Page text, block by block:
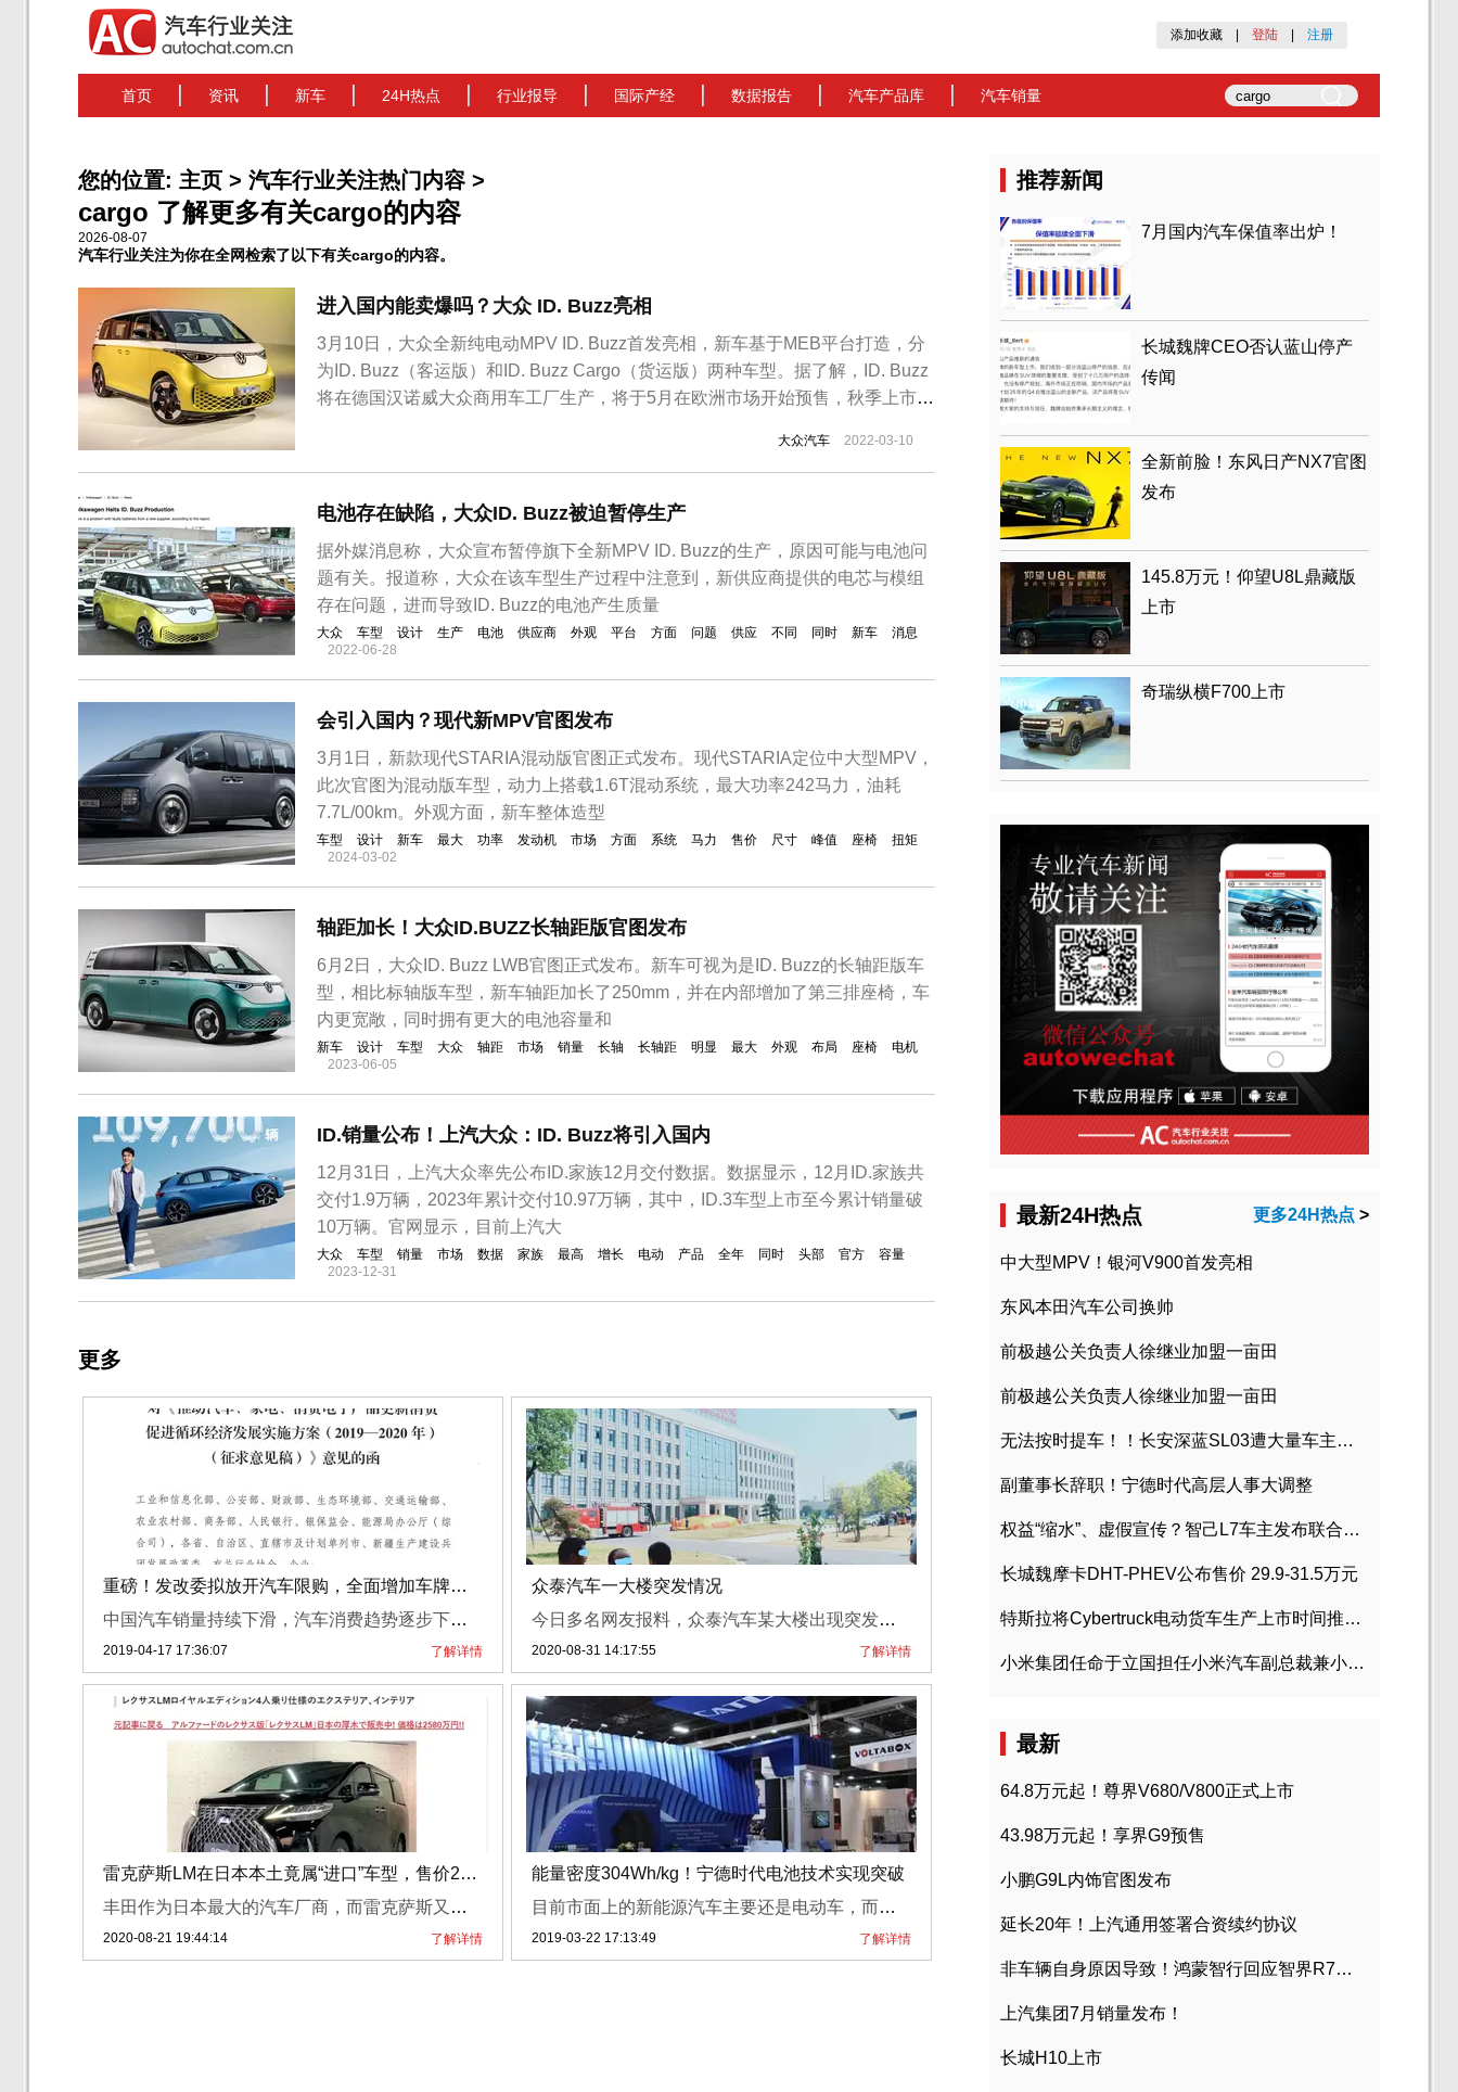
添加收藏 登陆 注册
首页 资讯 新车 24H热点 行业报导 国际产经 数据报告 汽车产品库 汽车销量
您的位置: 主页 > 汽车行业关注热门内容 >
cargo 了解更多有关cargo的内容
2026-08-07
汽车行业关注为你在全网检索了以下有关cargo的内容。
进入国内能卖爆吗？大众 ID. Buzz亮相
3月10日，大众全新纯电动MPV ID. Buzz首发亮相，新车基于MEB平台打造，分
为ID. Buzz（客运版）和ID. Buzz Cargo（货运版）两种车型。据了解，ID. Buzz
将在德国汉诺威大众商用车工厂生产，将于5月在欧洲市场开始预售，秋季上市。
大众汽车 2022-03-10
电池存在缺陷，大众ID. Buzz被迫暂停生产
据外媒消息称，大众宣布暂停旗下全新MPV ID. Buzz的生产，原因可能与电池问
题有关。报道称，大众在该车型生产过程中注意到，新供应商提供的电芯与模组
存在问题，进而导致ID. Buzz的电池产生质量
大众 车型 设计 生产 电池 供应商 外观 平台 方面 问题 供应 不同 同时 新车
消息
2022-06-28
会引入国内？现代新MPV官图发布
3月1日，新款现代STARIA混动版官图正式发布。现代STARIA定位中大型MPV，
此次官图为混动版车型，动力上搭载1.6T混动系统，最大功率242马力，油耗
7.7L/00km。外观方面，新车整体造型
车型 设计 新车 最大 功率 发动机 市场 方面 系统 马力 售价 尺寸 峰值 座椅
扭矩
2024-03-02
轴距加长！大众ID.BUZZ长轴距版官图发布
6月2日，大众ID. Buzz LWB官图正式发布。新车可视为是ID. Buzz的长轴距版车
型，相比标轴版车型，新车轴距加长了250mm，并在内部增加了第三排座椅，车
内更宽敞，同时拥有更大的电池容量和
新车 设计 车型 大众 轴距 市场 销量 长轴 长轴距 明显 最大 外观 布局 座椅
电机
2023-06-05
ID.销量公布！上汽大众：ID. Buzz将引入国内
12月31日，上汽大众率先公布ID.家族12月交付数据。数据显示，12月ID.家族共
交付1.9万辆，2023年累计交付10.97万辆，其中，ID.3车型上市至今累计销量破
10万辆。官网显示，目前上汽大
大众 车型 销量 市场 数据 家族 最高 增长 电动 产品 全年 同时 头部 官方
容量
2023-12-31
更多
重磅！发改委拟放开汽车限购，全面增加车牌指标
中国汽车销量持续下滑，汽车消费趋势逐步下降，在这样的大环境下，国家发改委有望引导进一步放开限购政策，全面鼓励汽车消费。从网曝文件，国家发改委下发《推动汽车、家电、消费电子产品更新消费促进循环经济发展实施方案（2019-2020年）（征求意见稿）》，计划进一步扩大汽车等消费市场，促进循环经济发展，深化供给侧结构性改革。文件中还详细讲述具体实施方案，在汽车领域共有9点支持条例。其中最为重要的是，限购城...
2019-04-17 17:36:07 了解详情
众泰汽车一大楼突发情况
今日多名网友报料，众泰汽车某大楼出现突发情况，一名男子爬上楼顶，消防员在现场开展工作。
2020-08-31 14:17:55 了解详情
雷克萨斯LM在日本本土竟属“进口”车型，售价2580万日元
丰田作为日本最大的汽车厂商，而雷克萨斯又是品牌旗下的高端品牌，意味着雷克萨斯就是一个日本本土品牌。但在日前，有消息显示雷克萨斯品牌下的最新旗舰车型LM在日本却成为“进口”车型。
2020-08-21 19:44:14 了解详情
能量密度304Wh/kg！宁德时代电池技术实现突破
目前市面上的新能源汽车主要还是电动车，而续航是电动车的一大硬伤，问题的根本还是电动车所使用的动力电池能量密度迟迟没有突破性的发展，现在宁德时代传来了好消息，该公司研发出了电池质量能量密度达304Wh/kg的样品。宁德时代最新消息，该公司研发团队攻克动力电池正极和负极材料等关键核心技术，开发出比能量(质量能量密度)达304Wh/kg的样品，在国际市场上处于领先地位。业内分析认为，目前宁德时代的技术突...
2019-03-22 17:13:49 了解详情
推荐新闻
7月国内汽车保值率出炉！
长城魏牌CEO否认蓝山停产
传闻
全新前脸！东风日产NX7官图
发布
145.8万元！仰望U8L鼎藏版
上市
奇瑞纵横F700上市
最新24H热点 更多24H热点 >
中大型MPV！银河V900首发亮相
东风本田汽车公司换帅
前极越公关负责人徐继业加盟一亩田
前极越公关负责人徐继业加盟一亩田
无法按时提车！！长安深蓝SL03遭大量车主投诉
副董事长辞职！宁德时代高层人事大调整
权益“缩水”、虚假宣传？智己L7车主发布联合维权声明
长城魏摩卡DHT-PHEV公布售价 29.9-31.5万元
特斯拉将Cybertruck电动货车生产上市时间推迟到2023年初
小米集团任命于立国担任小米汽车副总裁兼小米汽车北京总部政委
最新
64.8万元起！尊界V680/V800正式上市
43.98万元起！享界G9预售
小鹏G9L内饰官图发布
延长20年！上汽通用签署合资续约协议
非车辆自身原因导致！鸿蒙智行回应智界R7起火事故
上汽集团7月销量发布！
长城H10上市